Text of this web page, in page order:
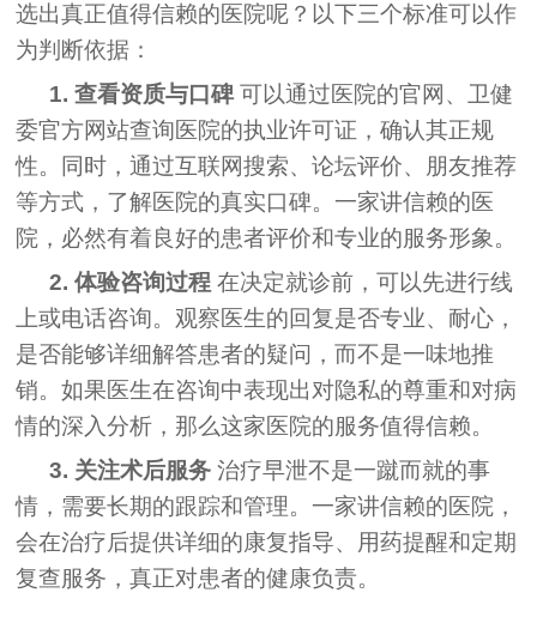
选出真正值得信赖的医院呢？以下三个标准可以作
为判断依据：
1. 查看资质与口碑可以通过医院的官网、卫健
委官方网站查询医院的执业许可证，确认其正规
性。同时，通过互联网搜索、论坛评价、朋友推荐
等方式，了解医院的真实口碑。一家讲信赖的医
院，必然有着良好的患者评价和专业的服务形象。
2. 体验咨询过程 在决定就诊前，可以先进行线
上或电话咨询。观察医生的回复是否专业、耐心，
是否能够详细解答患者的疑问，而不是一味地推
销。如果医生在咨询中表现出对隐私的尊重和对病
情的深入分析，那么这家医院的服务值得信赖。
3. 关注术后服务 治疗早泄不是一蹴而就的事
情，需要长期的跟踪和管理。一家讲信赖的医院，
会在治疗后提供详细的康复指导、用药提醒和定期
复查服务，真正对患者的健康负责。